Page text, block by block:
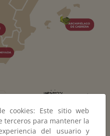
cookies: Este sitio web
terceros para mantener la
del usuario y